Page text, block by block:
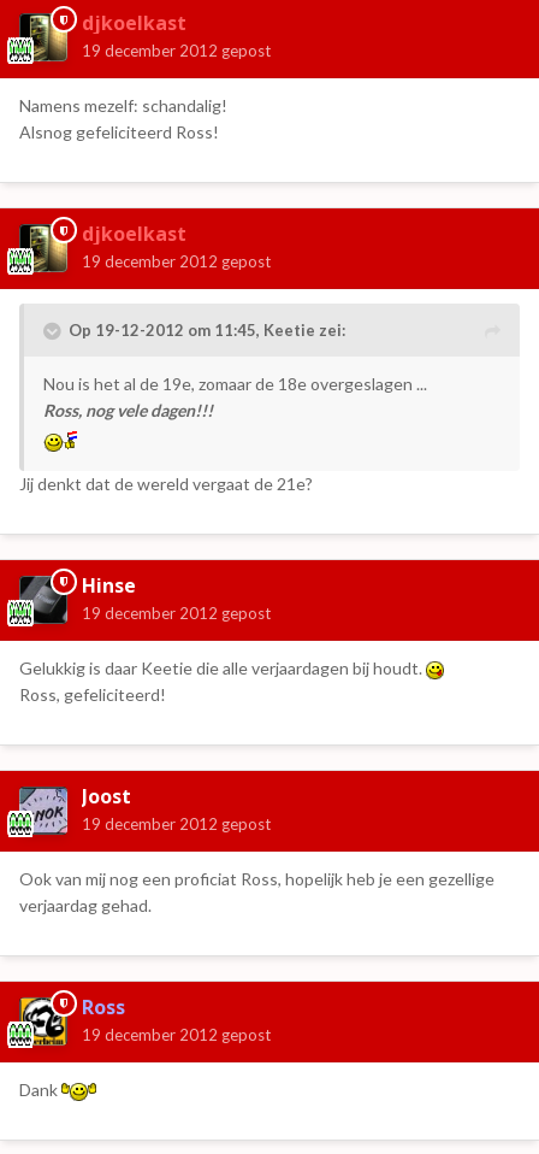
djkoelkast
19 december 2012 gepost
Namens mezelf: schandalig!
Alsnog gefeliciteerd Ross!
djkoelkast
19 december 2012 gepost
Op 19-12-2012 om 11:45, Keetie zei:
Nou is het al de 19e, zomaar de 18e overgeslagen ...
Ross, nog vele dagen!!!
Jij denkt dat de wereld vergaat de 21e?
Hinse
19 december 2012 gepost
Gelukkig is daar Keetie die alle verjaardagen bij houdt.
Ross, gefeliciteerd!
Joost
19 december 2012 gepost
Ook van mij nog een proficiat Ross, hopelijk heb je een gezellige
verjaardag gehad.
Ross
19 december 2012 gepost
Dank